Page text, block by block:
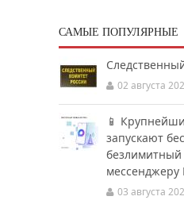
САМЫЕ ПОПУЛЯРНЫЕ
02 августа
📱
запускают
безлимитный
мессенджеру
03 августа